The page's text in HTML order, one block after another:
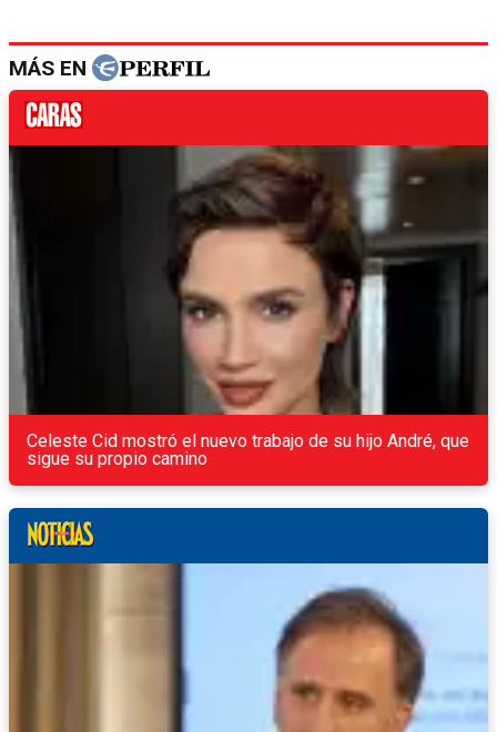
MÁS EN
Celeste Cid mostró el nuevo trabajo de su hijo André, que
sigue su propio camino